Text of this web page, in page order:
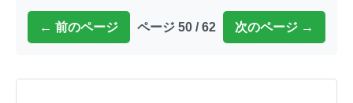
← 前のページ ページ 50 / 62 次のページ →